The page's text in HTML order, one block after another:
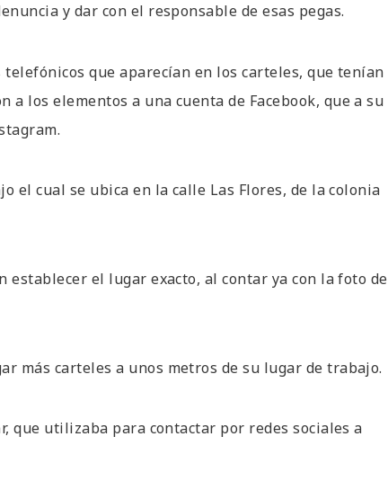
y dar con el responsable de esas pegas.
que aparecían en los carteles, que tenían
los elementos a una cuenta de Facebook, que a su
el cual se ubica en la calle Las Flores, de la colonia
el lugar exacto, al contar ya con la foto de
más carteles a unos metros de su lugar de trabajo.
que utilizaba para contactar por redes sociales a